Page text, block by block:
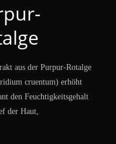
aus der Purpur-Rotalge
cruentum) erhöht
den Feuchtigkeitsgehalt
der Haut,